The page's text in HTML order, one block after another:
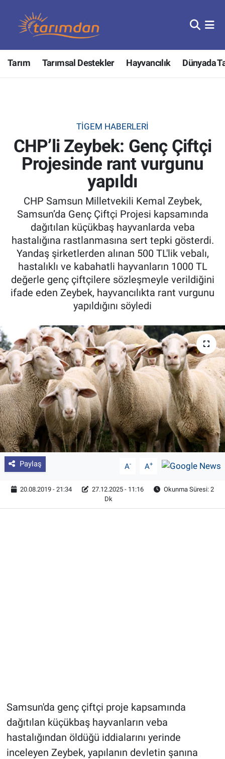
Tarım Tarımsal Destekler Hayvancılık Dünyada
TİGEM HABERLERI
CHP’li Zeybek: Genç Çiftçi
Projesinde rant vurgunu
yapıldı
CHP Samsun Milletvekili Kemal Zeybek,
Samsun’da Genç Çiftçi Projesi kapsamında
dağıtılan küçükbaş hayvanlarda veba
hastalığına rastlanmasına sert tepki gösterdi.
Yandaş şirketlerden alınan 500 TL'lik vebalı,
hastalıklı ve kabahatli hayvanların 1000 TL
değerle genç çiftçilere sözleşmeyle verildiğini
ifade eden Zeybek, hayvancılıkta rant vurgunu
yapıldığını söyledi
Paylaş A- A+
20.08.2019 - 21:34 27.12.2025 - 11:16
Okunma Süresi: 2
Dk
Samsun'da genç çiftçi proje kapsamında
dağıtılan küçükbaş hayvanların veba
hastalığından öldüğü iddialarını yerinde
inceleyen Zeybek, yapılanın devletin şanına
Tarım
Hayvancılık
Tarımsal Destekler
Tarım Bakanlığı
Tarım Kredi Kooperatifleri
Pankobirlik
Et fiyatları
Tarım Bilgisi
Dünyada Tarım
Üretici Birlikleri
Şeker ve Şekerli Mamüller
Tahıllar ve Baklagiller
Tohum
Nöbetçi Eczaneler
Hava Durumu
Tüm Manşetler
Son Dakika Haberleri